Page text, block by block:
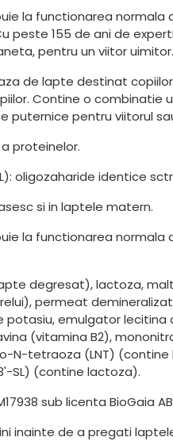
la functionarea
peste 155 de ani de
pentru un viitor uimitor.
de lapte destinat
Contine o
puternice pentru viitorul
proteinelor.
SL): oligozaharide
si in laptele matern.
la functionarea
degresat), lactoza,
permeat
emulgator
(vitamina B2),
N-tetraoza (LNT)
SL) (contine lactoza).
sub licenta BioGaia
inainte de a pregati